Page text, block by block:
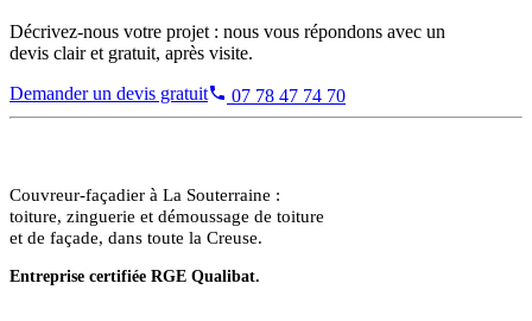
Décrivez-nous votre projet : nous vous répondons avec un
devis clair et gratuit, après visite.
Demander un devis gratuit
07 78 47 74 70
Couvreur-façadier à La Souterraine :
toiture, zinguerie et démoussage de toiture
et de façade, dans toute la Creuse.
Entreprise certifiée RGE Qualibat.